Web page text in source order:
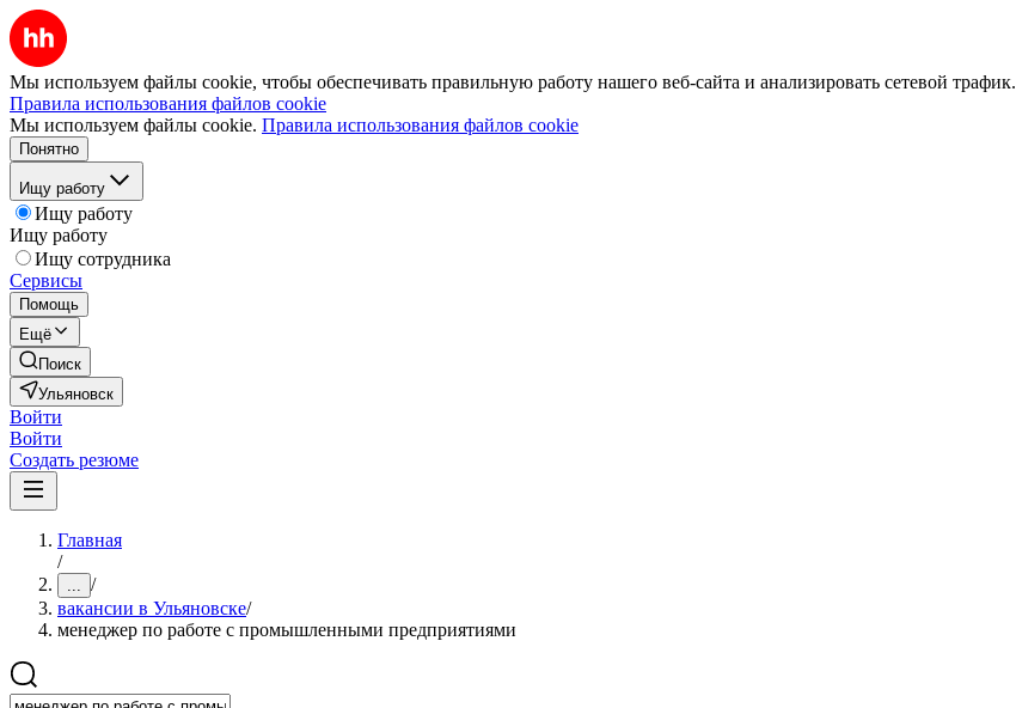
Мы используем файлы cookie, чтобы обеспечивать правильную работу нашего веб-сайта и анализировать сетевой трафик.
Правила использования файлов cookie
Мы используем файлы cookie. Правила использования файлов cookie
Понятно
Ищу работу
Ищу работу
Ищу работу
Ищу сотрудника
Сервисы
Помощь
Ещё
Поиск
Ульяновск
Войти
Войти
Создать резюме
Главная
/
... /
вакансии в Ульяновске/
менеджер по работе с промышленными предприятиями